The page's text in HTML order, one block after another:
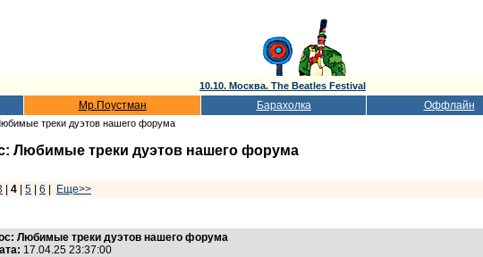
10.10. Москва. The Beatles Festival
Мр.Поустман Барахолка Оффлайн
треки дуэтов нашего форума
Любимые треки дуэтов нашего форума
4 5 6
Еще>>
Любимые треки дуэтов нашего форума
17.04.25 23:37:00